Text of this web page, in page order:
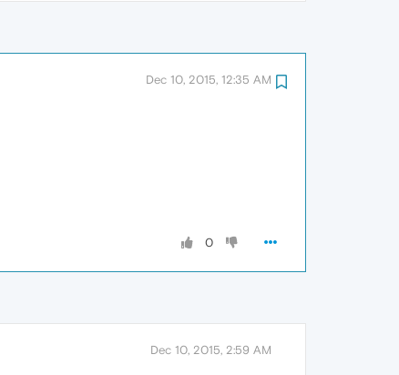
Dec 10, 2015, 12:35 AM
0
Dec 10, 2015, 2:59 AM